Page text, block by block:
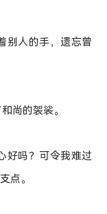
别人的手，遗忘曾
尚的袈裟。
好吗？可令我难过
点。